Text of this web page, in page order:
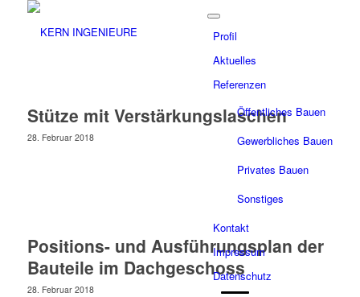
Profil
Aktuelles
Referenzen
Öffentliches Bauen
Gewerbliches Bauen
Privates Bauen
Sonstiges
Kontakt
Impressum
Datenschutz
Stütze mit Verstärkungslaschen
28. Februar 2018
Positions- und Ausführungsplan der
Bauteile im Dachgeschoss
28. Februar 2018